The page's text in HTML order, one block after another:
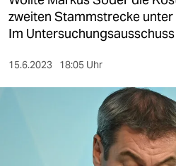
gesellschaft
sport
zweiten Stammstrecke
Im
15.6.2023 18:05 Uhr